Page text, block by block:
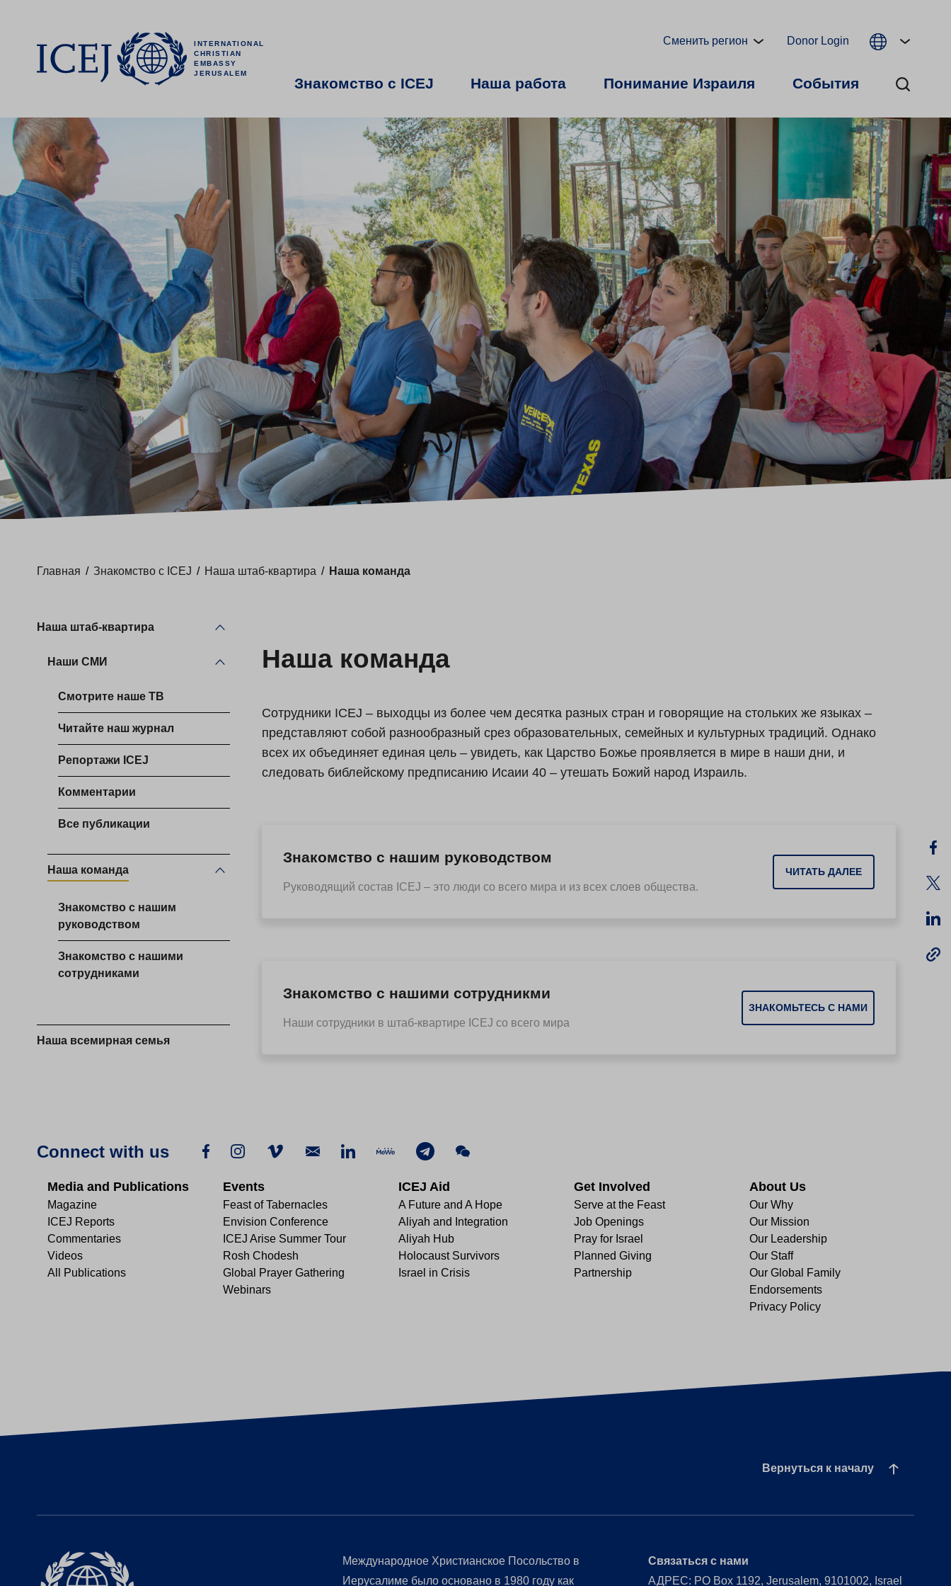
INTERNATIONAL
CHRISTIAN
EMBASSY
JERUSALEM
Сменить регион Donor Login
Знакомство с ICEJ Наша работа Понимание Израиля События
Главная / Знакомство с ICEJ / Наша штаб-квартира / Наша команда
Наша штаб-квартира
Наши СМИ
Смотрите наше ТВ
Читайте наш журнал
Репортажи ICEJ
Комментарии
Все публикации
Наша команда
Знакомство с нашим
руководством
Знакомство с нашими
сотрудниками
Наша всемирная семья
Наша команда
Сотрудники ICEJ – выходцы из более чем десятка разных стран и говорящие на стольких же языках –
представляют собой разнообразный срез образовательных, семейных и культурных традиций. Однако
всех их объединяет единая цель – увидеть, как Царство Божье проявляется в мире в наши дни, и
следовать библейскому предписанию Исаии 40 – утешать Божий народ Израиль.
Знакомство с нашим руководством
Руководящий состав ICEJ – это люди со всего мира и из всех слоев общества.
ЧИТАТЬ ДАЛЕЕ
Знакомство с нашими сотрудникми
Наши сотрудники в штаб-квартире ICEJ со всего мира
ЗНАКОМЬТЕСЬ С НАМИ
Connect with us
Media and Publications
Magazine
ICEJ Reports
Commentaries
Videos
All Publications
Events
Feast of Tabernacles
Envision Conference
ICEJ Arise Summer Tour
Rosh Chodesh
Global Prayer Gathering
Webinars
ICEJ Aid
A Future and A Hope
Aliyah and Integration
Aliyah Hub
Holocaust Survivors
Israel in Crisis
Get Involved
Serve at the Feast
Job Openings
Pray for Israel
Planned Giving
Partnership
About Us
Our Why
Our Mission
Our Leadership
Our Staff
Our Global Family
Endorsements
Privacy Policy
Вернуться к началу
Международное Христианское Посольство в
Иерусалиме было основано в 1980 году как
Связаться с нами
АДРЕС: PO Box 1192, Jerusalem, 9101002, Israel